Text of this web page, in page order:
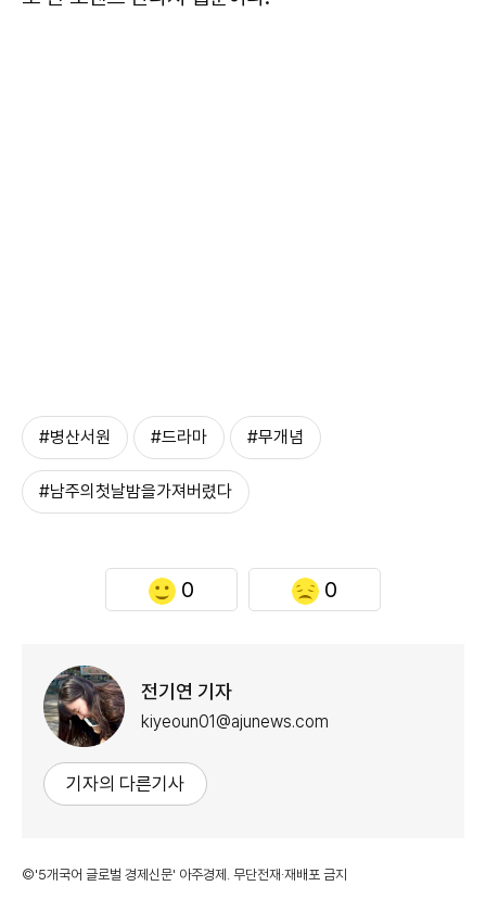
#병산서원 #드라마 #무개념
#남주의첫날밤을가져버렸다
0 0
전기연 기자
kiyeoun01@ajunews.com
기자의 다른기사
©'5개국어 글로벌 경제신문' 아주경제. 무단전재·재배포 금지